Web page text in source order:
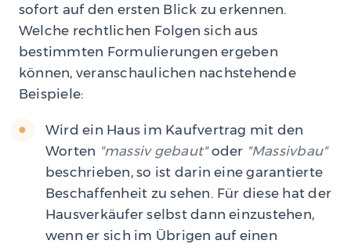
sofort auf den ersten Blick zu erkennen.
Welche rechtlichen Folgen sich aus
bestimmten Formulierungen ergeben
können, veranschaulichen nachstehende
Beispiele:
Wird ein Haus im Kaufvertrag mit den
Worten massiv gebaut oder Massivbau
beschrieben, so ist darin eine garantierte
Beschaffenheit zu sehen. Für diese hat der
Hausverkäufer selbst dann einzustehen,
wenn er sich im Übrigen auf einen